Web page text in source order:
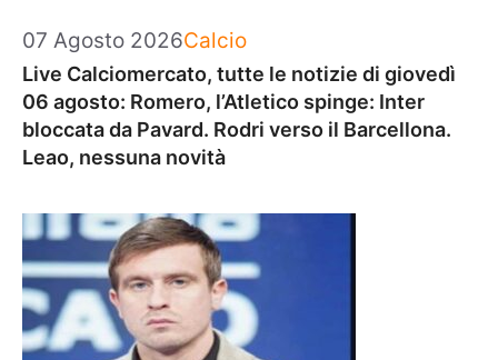
07 Agosto 2026Categorie
Calcio
Live Calciomercato, tutte le notizie di giovedì
06 agosto: Romero, l’Atletico spinge: Inter
bloccata da Pavard. Rodri verso il Barcellona.
Leao, nessuna novità